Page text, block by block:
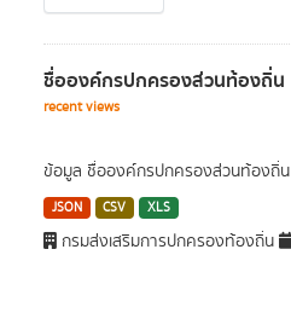
ชื่อองค์กรปกครองส่วนท้องถิ่น
recent views
ข้อมูล ชื่อองค์กรปกครองส่วนท้องถิ่น
JSON CSV XLS
กรมส่งเสริมการปกครองท้องถิ่น